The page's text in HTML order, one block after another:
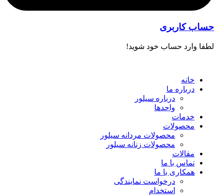
حساب کاربری
لطفا وارد حساب خود شوید!
خانه
درباره ما
درباره سیلور
واحدها
خدمات
محصولات
محصولات مردانه سیلور
محصولات زنانه سیلور
مقالات
تماس با ما
همکاری با ما
درخواست نمایندگی
استخدام